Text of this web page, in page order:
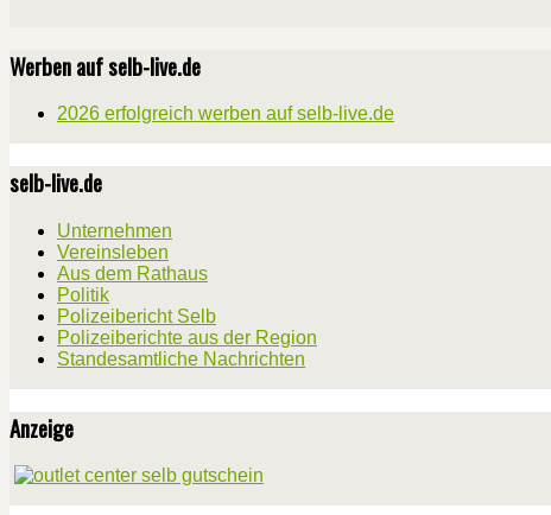
Werben auf selb-live.de
2026 erfolgreich werben auf selb-live.de
selb-live.de
Unternehmen
Vereinsleben
Aus dem Rathaus
Politik
Polizeibericht Selb
Polizeiberichte aus der Region
Standesamtliche Nachrichten
Anzeige